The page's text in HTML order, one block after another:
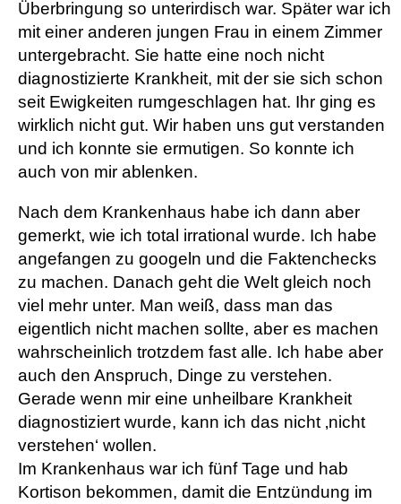
Überbringung so unterirdisch war. Später war ich
mit einer anderen jungen Frau in einem Zimmer
untergebracht. Sie hatte eine noch nicht
diagnostizierte Krankheit, mit der sie sich schon
seit Ewigkeiten rumgeschlagen hat. Ihr ging es
wirklich nicht gut. Wir haben uns gut verstanden
und ich konnte sie ermutigen. So konnte ich
auch von mir ablenken.
Nach dem Krankenhaus habe ich dann aber
gemerkt, wie ich total irrational wurde. Ich habe
angefangen zu googeln und die Faktenchecks
zu machen. Danach geht die Welt gleich noch
viel mehr unter. Man weiß, dass man das
eigentlich nicht machen sollte, aber es machen
wahrscheinlich trotzdem fast alle. Ich habe aber
auch den Anspruch, Dinge zu verstehen.
Gerade wenn mir eine unheilbare Krankheit
diagnostiziert wurde, kann ich das nicht ‚nicht
verstehen‘ wollen.
Im Krankenhaus war ich fünf Tage und hab
Kortison bekommen, damit die Entzündung im